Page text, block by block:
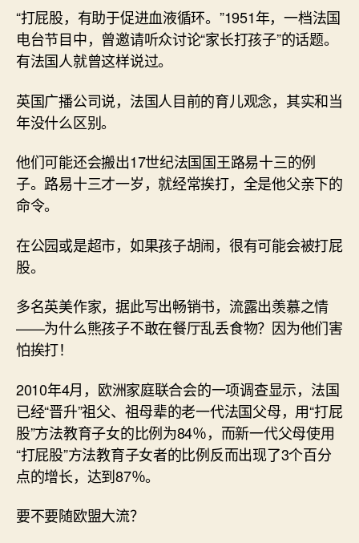
“打屁股，有助于促进血液循环。”1951年，一档法国
电台节目中，曾邀请听众讨论“家长打孩子”的话题。
有法国人就曾这样说过。
英国广播公司说，法国人目前的育儿观念，其实和当
年没什么区别。
他们可能还会搬出17世纪法国国王路易十三的例
子。路易十三才一岁，就经常挨打，全是他父亲下的
命令。
在公园或是超市，如果孩子胡闹，很有可能会被打屁
股。
多名英美作家，据此写出畅销书，流露出羡慕之情
——为什么熊孩子不敢在餐厅乱丢食物？因为他们害
怕挨打！
2010年4月，欧洲家庭联合会的一项调查显示，法国
已经“晋升”祖父、祖母辈的老一代法国父母，用“打屁
股”方法教育子女的比例为84％，而新一代父母使用
“打屁股”方法教育子女者的比例反而出现了3个百分
点的增长，达到87％。
要不要随欧盟大流？